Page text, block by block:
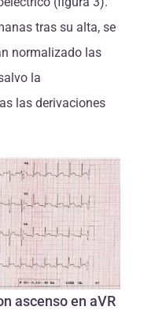
tras su alta, se
normalizado las
la
las derivaciones
ascenso en aVR